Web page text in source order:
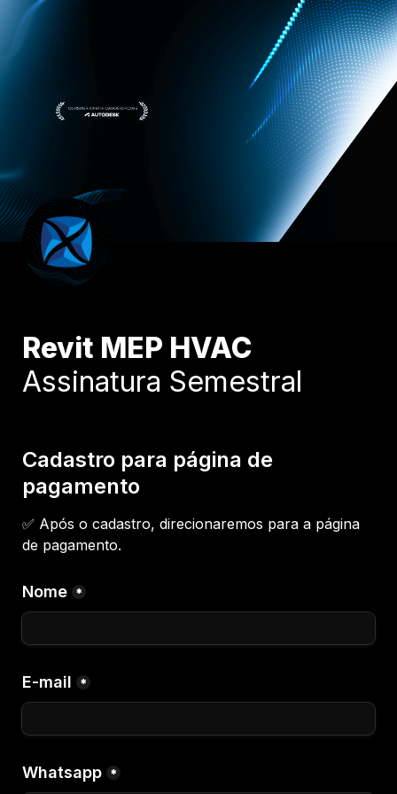
Assinatura Semestral
Cadastro para página de
pagamento
✅ Após o cadastro, direcionaremos para a página
de pagamento.
Nome *
E-mail *
Whatsapp *